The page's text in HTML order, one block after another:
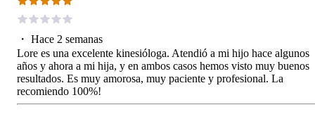
・ Hace 2 semanas
Lore es una excelente kinesióloga. Atendió a mi hijo hace algunos
años y ahora a mi hija, y en ambos casos hemos visto muy buenos
resultados. Es muy amorosa, muy paciente y profesional. La
recomiendo 100%!